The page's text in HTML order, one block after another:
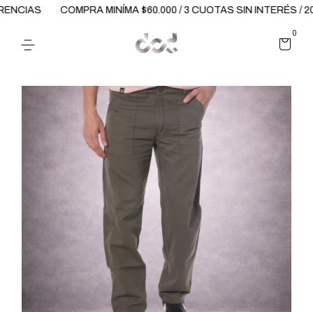
COMPRA MINÍMA $60.000 / 3 CUOTAS SIN INTERÉS /
0